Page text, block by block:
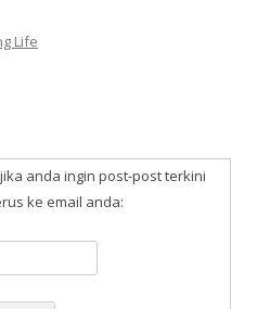
Life
anda ingin post-post terkini
ke email anda: